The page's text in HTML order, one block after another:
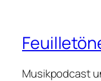
Musikpodcast